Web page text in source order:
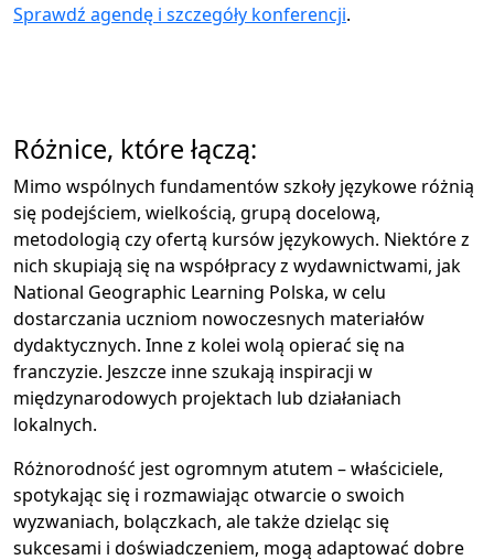
Sprawdź agendę i szczegóły konferencji.
Różnice, które łączą:
Mimo wspólnych fundamentów szkoły językowe różnią
się podejściem, wielkością, grupą docelową,
metodologią czy ofertą kursów językowych. Niektóre z
nich skupiają się na współpracy z wydawnictwami, jak
National Geographic Learning Polska, w celu
dostarczania uczniom nowoczesnych materiałów
dydaktycznych. Inne z kolei wolą opierać się na
franczyzie. Jeszcze inne szukają inspiracji w
międzynarodowych projektach lub działaniach
lokalnych.
Różnorodność jest ogromnym atutem – właściciele,
spotykając się i rozmawiając otwarcie o swoich
wyzwaniach, bolączkach, ale także dzieląc się
sukcesami i doświadczeniem, mogą adaptować dobre